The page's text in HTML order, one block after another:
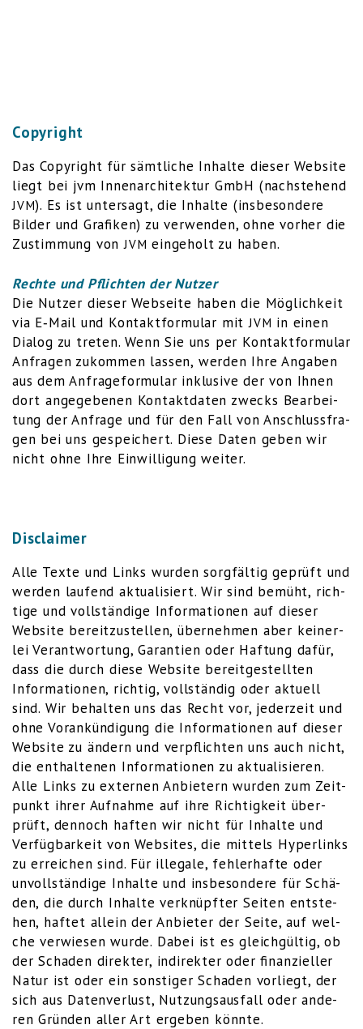
Copyright
Das Copy­right für sämt­li­che Inhal­te die­ser Web­site
liegt bei jvm Innen­ar­chi­tek­tur GmbH (nach­ste­hend
JVM). Es ist unter­sagt, die Inhal­te (ins­be­son­de­re
Bil­der und Gra­fi­ken) zu ver­wen­den, ohne vor­her die
Zustim­mung vonJVM ein­ge­holt zu haben.
Rech­te und Pflich­ten der Nutzer
Die Nut­zer die­ser Web­sei­te haben die Mög­lich­keit
via E‑Mail und Kon­takt­for­mu­lar mitJVM in einen
Dia­log zu tre­ten. Wenn Sie uns per Kon­takt­for­mu­lar
Anfra­gen zukom­men las­sen, wer­den Ihre Anga­ben
aus dem Anfra­ge­for­mu­lar inklu­si­ve der von Ihnen
dort ange­ge­be­nen Kon­takt­da­ten zwecks Bear­bei­
tung der Anfra­ge und für den Fall von Anschluss­fra­
gen bei uns gespei­chert. Die­se Daten geben wir
nicht ohne Ihre Ein­wil­li­gung weiter.
Disclaimer
Alle Tex­te und Links wur­den sorg­fäl­tig geprüft und
wer­den lau­fend aktua­li­siert. Wir sind bemüht, rich­
ti­ge und voll­stän­di­ge Infor­ma­tio­nen auf die­ser
Web­site bereit­zu­stel­len, über­neh­men aber kei­ner­
lei Ver­ant­wor­tung, Garan­tien oder Haf­tung dafür,
dass die durch die­se Web­site bereit­ge­stell­ten
Infor­ma­tio­nen, rich­tig, voll­stän­dig oder aktu­ell
sind. Wir behal­ten uns das Recht vor, jeder­zeit und
ohne Vor­ankün­di­gung die Infor­ma­tio­nen auf die­ser
Web­site zu ändern und ver­pflich­ten uns auch nicht,
die ent­hal­te­nen Infor­ma­tio­nen zu aktua­li­sie­ren.
Alle Links zu exter­nen Anbie­tern wur­den zum Zeit­
punkt ihrer Auf­nah­me auf ihre Rich­tig­keit über­
prüft, den­noch haf­ten wir nicht für Inhal­te und
Ver­füg­bar­keit von Web­sites, die mit­tels Hyper­links
zu errei­chen sind. Für ille­ga­le, feh­ler­haf­te oder
unvoll­stän­di­ge Inhal­te und ins­be­son­de­re für Schä­
den, die durch Inhal­te ver­knüpf­ter Sei­ten ent­ste­
hen, haf­tet allein der Anbie­ter der Sei­te, auf wel­
che ver­wie­sen wur­de. Dabei ist es gleich­gül­tig, ob
der Scha­den direk­ter, indi­rek­ter oder finan­zi­el­ler
Natur ist oder ein sons­ti­ger Scha­den vor­liegt, der
sich aus Daten­ver­lust, Nut­zungs­aus­fall oder ande­
ren Grün­den aller Art erge­ben könnte.